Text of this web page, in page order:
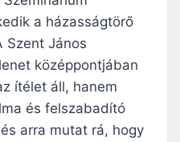
a házasságtörő
Szent János
középpontjában
ítélet áll, hanem
és felszabadító
arra mutat rá, hogy